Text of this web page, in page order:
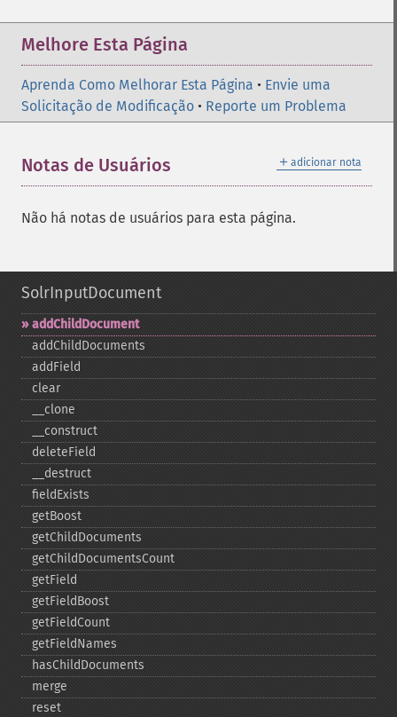
Melhore Esta Página
Aprenda Como Melhorar Esta Página • Envie uma
Solicitação de Modificação • Reporte um Problema
＋ adicionar nota
Notas de Usuários
Não há notas de usuários para esta página.
SolrInputDocument
addChildDocument
addChildDocuments
addField
clear
_​_​clone
_​_​construct
deleteField
_​_​destruct
fieldExists
getBoost
getChildDocuments
getChildDocumentsCount
getField
getFieldBoost
getFieldCount
getFieldNames
hasChildDocuments
merge
reset